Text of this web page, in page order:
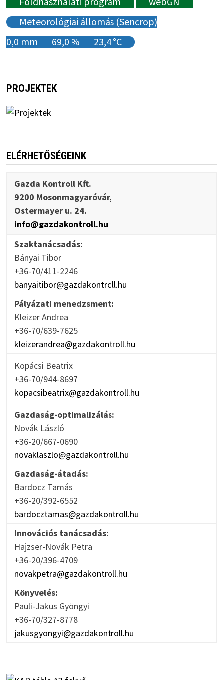
Meteorológiai állomás (Sencrop)
0,0 mm
69,0 % 23,4 °C
PROJEKTEK
ELÉRHETŐSÉGEINK
Gazda Kontroll Kft.
9200 Mosonmagyaróvár,
Ostermayer u. 24.
info@gazdakontroll.hu
Szaktanácsadás:
Bányai Tibor
+36-70/411-2246
banyaitibor@gazdakontroll.hu
Pályázati menedzsment:
Kleizer Andrea
+36-70/639-7625
kleizerandrea@gazdakontroll.hu
Kopácsi Beatrix
+36-70/944-8697
kopacsibeatrix@gazdakontroll.hu
Gazdaság-optimalizálás:
Novák László
+36-20/667-0690
novaklaszlo@gazdakontroll.hu
Gazdaság-átadás:
Bardocz Tamás
+36-20/392-6552
bardocztamas@gazdakontroll.hu
Innovációs tanácsadás:
Hajzser-Novák Petra
+36-20/396-4709
novakpetra@gazdakontroll.hu
Könyvelés:
Pauli-Jakus Gyöngyi
+36-70/327-8778
jakusgyongyi@gazdakontroll.hu